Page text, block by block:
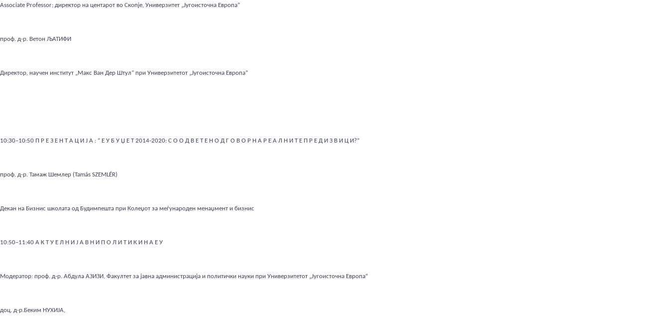
Associate Professor; директор на центарот во Скопје, Универзитет „Југоисточна Европа“
проф. д-р. Ветон ЉАТИФИ
Директор, научен институт „Макс Ван Дер Штул“ при Универзитетот „Југоисточна Европа“
10:30–10:50 П Р Е З Е Н Т А Ц И Ј А : “ Е У Б У Џ Е Т 2014-2020: С О О Д В Е Т Е Н О Д Г О В О Р Н А Р Е А Л Н И Т Е П Р Е Д И З В И Ц И?”
проф. д-р. Тамаж Шемлер (Tamás SZEMLÉR)
Декан на Бизнис школата од Будимпешта при Колеџот за меѓународен менаџмент и бизнис
10:50–11:40 А К Т У Е Л Н И Ј А В Н И П О Л И Т И К И Н А Е У
Модератор: проф. д-р. Абдула АЗИЗИ, Факултет за јавна администрација и политички науки при Универзитетот „Југоисточна Европа“
доц. д-р.Беким НУХИЈА,